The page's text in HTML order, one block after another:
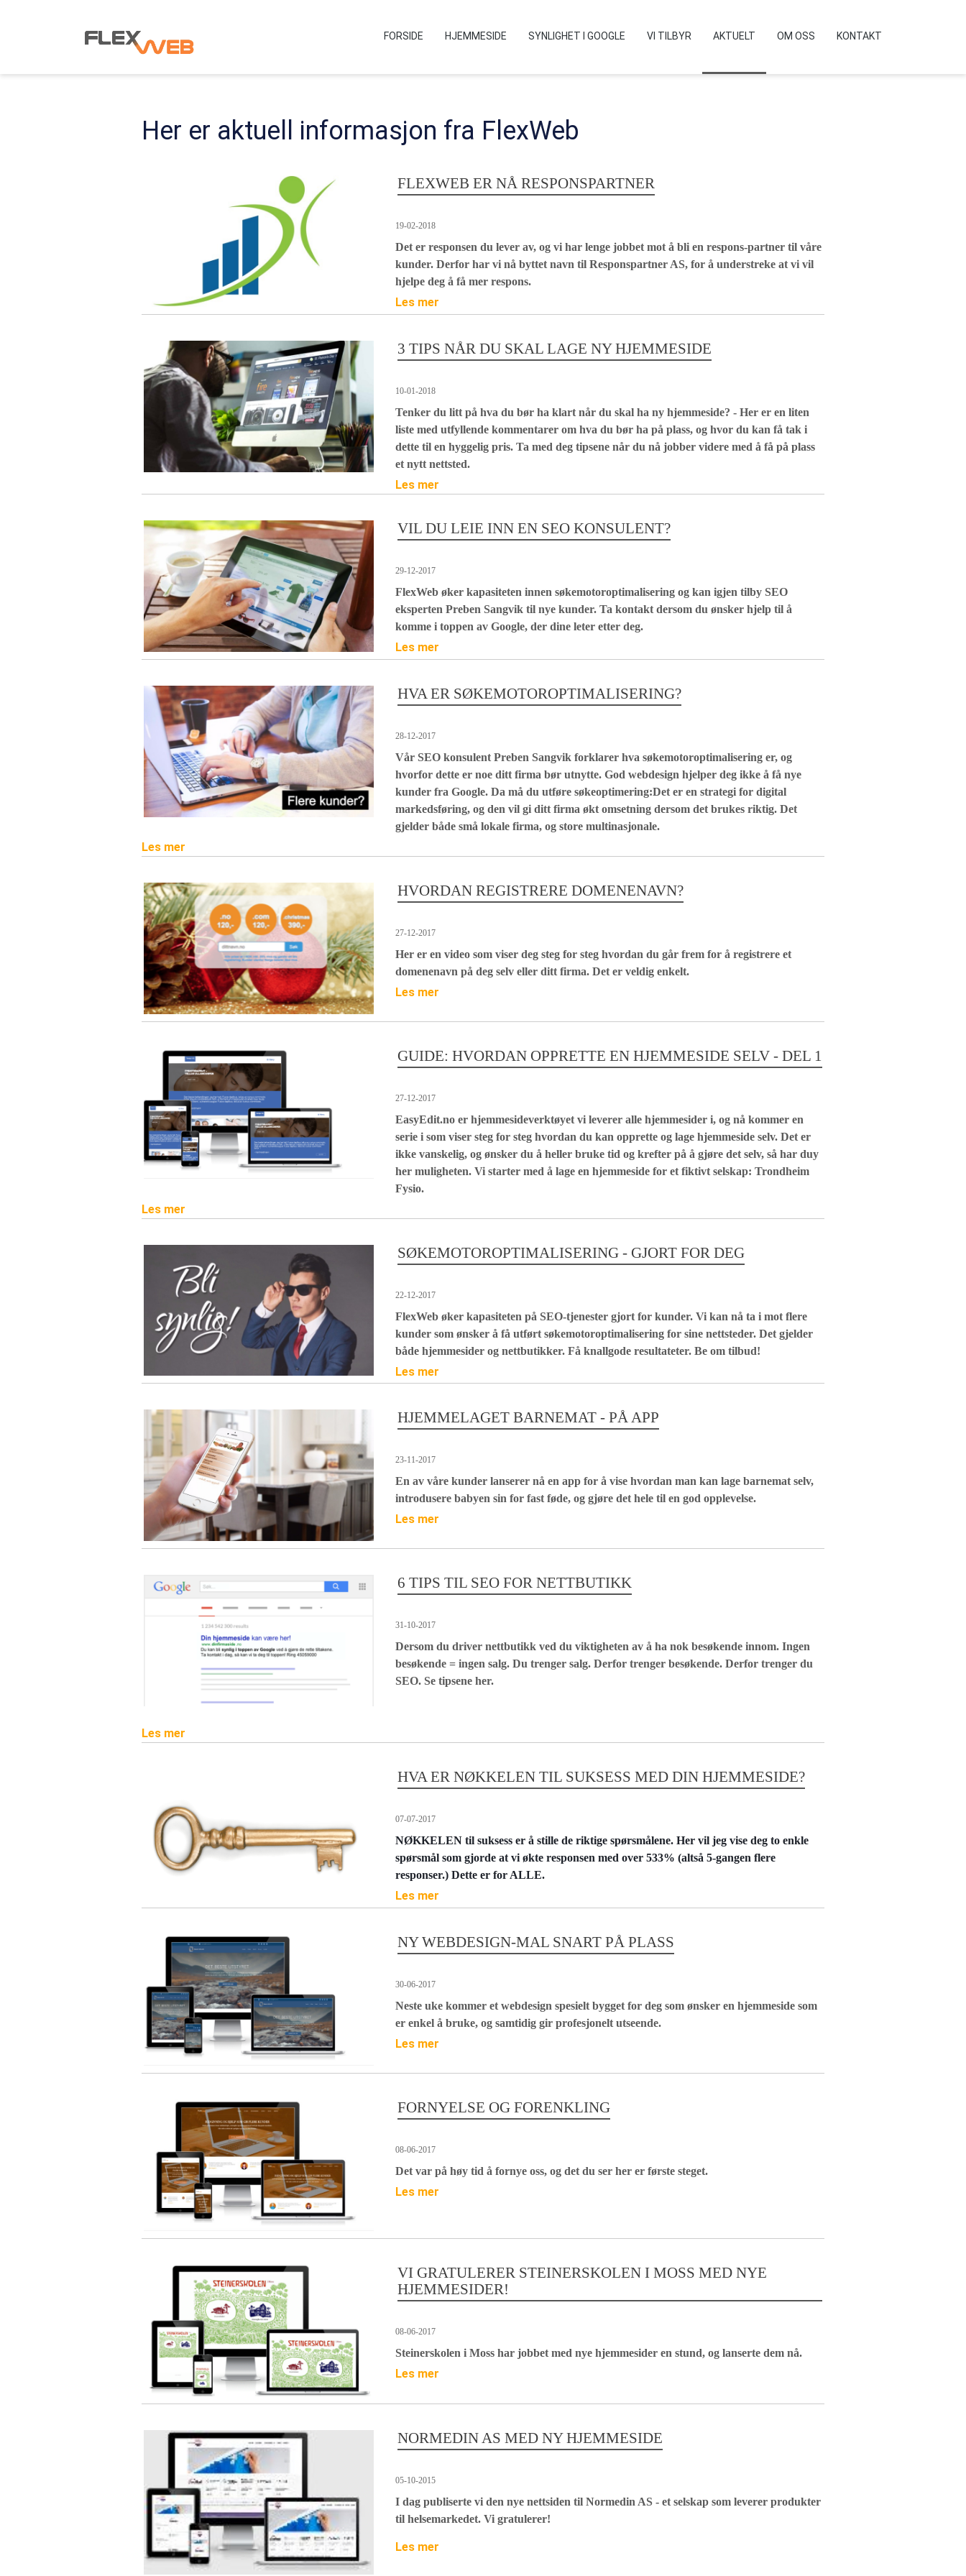
FORSIDE HJEMMESIDE SYNLIGHET I GOOGLE VI TILBYR AKTUELT OM OSS KONTAKT
Her er aktuell informasjon fra FlexWeb
FLEXWEB ER NÅ RESPONSPARTNER
19-02-2018
Det er responsen du lever av, og vi har lenge jobbet mot å bli en respons-partner til våre
kunder. Derfor har vi nå byttet navn til Responspartner AS, for å understreke at vi vil
hjelpe deg å få mer respons.
Les mer
3 TIPS NÅR DU SKAL LAGE NY HJEMMESIDE
10-01-2018
Tenker du litt på hva du bør ha klart når du skal ha ny hjemmeside? - Her er en liten
liste med utfyllende kommentarer om hva du bør ha på plass, og hvor du kan få tak i
dette til en hyggelig pris. Ta med deg tipsene når du nå jobber videre med å få på plass
et nytt nettsted.
Les mer
VIL DU LEIE INN EN SEO KONSULENT?
29-12-2017
FlexWeb øker kapasiteten innen søkemotoroptimalisering og kan igjen tilby SEO
eksperten Preben Sangvik til nye kunder. Ta kontakt dersom du ønsker hjelp til å
komme i toppen av Google, der dine leter etter deg.
Les mer
HVA ER SØKEMOTOROPTIMALISERING?
28-12-2017
Vår SEO konsulent Preben Sangvik forklarer hva søkemotoroptimalisering er, og
hvorfor dette er noe ditt firma bør utnytte. God webdesign hjelper deg ikke å få nye
kunder fra Google. Da må du utføre søkeoptimering:Det er en strategi for digital
markedsføring, og den vil gi ditt firma økt omsetning dersom det brukes riktig. Det
gjelder både små lokale firma, og store multinasjonale.
Les mer
HVORDAN REGISTRERE DOMENENAVN?
27-12-2017
Her er en video som viser deg steg for steg hvordan du går frem for å registrere et
domenenavn på deg selv eller ditt firma. Det er veldig enkelt.
Les mer
GUIDE: HVORDAN OPPRETTE EN HJEMMESIDE SELV - DEL 1
27-12-2017
EasyEdit.no er hjemmesideverktøyet vi leverer alle hjemmesider i, og nå kommer en
serie i som viser steg for steg hvordan du kan opprette og lage hjemmeside selv. Det er
ikke vanskelig, og ønsker du å heller bruke tid og krefter på å gjøre det selv, så har duy
her muligheten. Vi starter med å lage en hjemmeside for et fiktivt selskap: Trondheim
Fysio.
Les mer
SØKEMOTOROPTIMALISERING - GJORT FOR DEG
22-12-2017
FlexWeb øker kapasiteten på SEO-tjenester gjort for kunder. Vi kan nå ta i mot flere
kunder som ønsker å få utført søkemotoroptimalisering for sine nettsteder. Det gjelder
både hjemmesider og nettbutikker. Få knallgode resultateter. Be om tilbud!
Les mer
HJEMMELAGET BARNEMAT - PÅ APP
23-11-2017
En av våre kunder lanserer nå en app for å vise hvordan man kan lage barnemat selv,
introdusere babyen sin for fast føde, og gjøre det hele til en god opplevelse.
Les mer
6 TIPS TIL SEO FOR NETTBUTIKK
31-10-2017
Dersom du driver nettbutikk ved du viktigheten av å ha nok besøkende innom. Ingen
besøkende = ingen salg. Du trenger salg. Derfor trenger besøkende. Derfor trenger du
SEO. Se tipsene her.
Les mer
HVA ER NØKKELEN TIL SUKSESS MED DIN HJEMMESIDE?
07-07-2017
NØKKELEN til suksess er å stille de riktige spørsmålene. Her vil jeg vise deg to enkle
spørsmål som gjorde at vi økte responsen med over 533% (altså 5-gangen flere
responser.) Dette er for ALLE.
Les mer
NY WEBDESIGN-MAL SNART PÅ PLASS
30-06-2017
Neste uke kommer et webdesign spesielt bygget for deg som ønsker en hjemmeside som
er enkel å bruke, og samtidig gir profesjonelt utseende.
Les mer
FORNYELSE OG FORENKLING
08-06-2017
Det var på høy tid å fornye oss, og det du ser her er første steget.
Les mer
VI GRATULERER STEINERSKOLEN I MOSS MED NYE
HJEMMESIDER!
08-06-2017
Steinerskolen i Moss har jobbet med nye hjemmesider en stund, og lanserte dem nå.
Les mer
NORMEDIN AS MED NY HJEMMESIDE
05-10-2015
I dag publiserte vi den nye nettsiden til Normedin AS - et selskap som leverer produkter
til helsemarkedet. Vi gratulerer!
Les mer